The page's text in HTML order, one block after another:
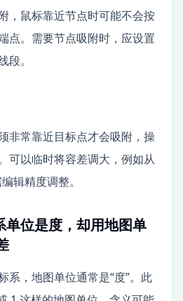
，鼠标靠近节点时可能不会按
点。需要节点吸附时，应设置
。
非常靠近目标点才会吸附，操
可以临时将容差调大，例如从
辑精度调整。
单位是度，却用地图单
系，地图单位通常是“度”。此